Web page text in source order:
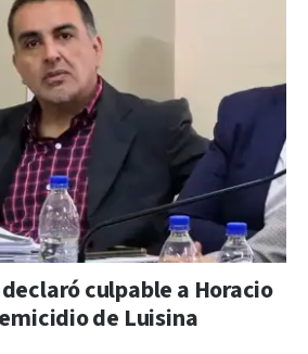
culpable a Horacio
de Luisina